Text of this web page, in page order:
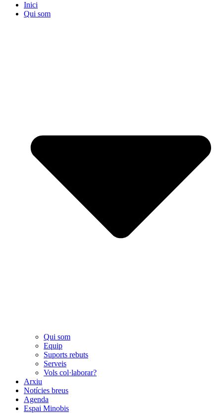
Inici
Qui som
Qui som
Equip
Suports rebuts
Serveis
Vols col·laborar?
Arxiu
Notícies breus
Agenda
Espai Minobis